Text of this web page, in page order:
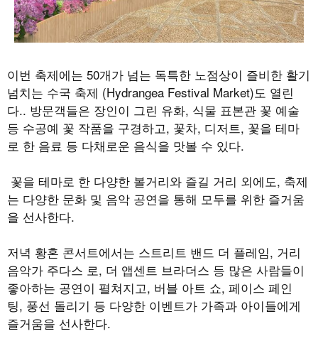
이번 축제에는 50개가 넘는 독특한 노점상이 즐비한 활기
넘치는 수국 축제 (Hydrangea Festival Market)도 열린
다.. 방문객들은 장인이 그린 유화, 식물 표본관 꽃 예술
등 수공예 꽃 작품을 구경하고, 꽃차, 디저트, 꽃을 테마
로 한 음료 등 다채로운 음식을 맛볼 수 있다.
꽃을 테마로 한 다양한 볼거리와 즐길 거리 외에도, 축제
는 다양한 문화 및 음악 공연을 통해 모두를 위한 즐거움
을 선사한다.
저녁 황혼 콘서트에서는 스트리트 밴드 더 플레임, 거리
음악가 주다스 로, 더 앱센트 브라더스 등 많은 사람들이
좋아하는 공연이 펼쳐지고, 버블 아트 쇼, 페이스 페인
팅, 풍선 돌리기 등 다양한 이벤트가 가족과 아이들에게
즐거움을 선사한다.